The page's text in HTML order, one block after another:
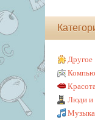
Другое
Люди и
Музыка